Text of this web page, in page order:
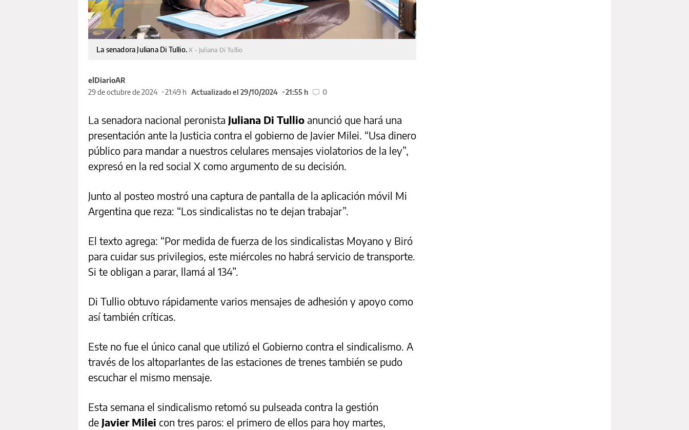
La senadora Juliana Di Tullio.X - Juliana Di Tullio
elDiarioAR
29 de octubre de 2024
21:49 h Actualizado el 29/10/2024 21:55 h 0
La senadora nacional peronista Juliana Di Tullio anunció que hará una
presentación ante la Justicia contra el gobierno de Javier Milei. “Usa dinero
público para mandar a nuestros celulares mensajes violatorios de la ley”,
expresó en la red social X como argumento de su decisión.
Junto al posteo mostró una captura de pantalla de la aplicación móvil Mi
Argentina que reza: “Los sindicalistas no te dejan trabajar”.
El texto agrega: “Por medida de fuerza de los sindicalistas Moyano y Biró
para cuidar sus privilegios, este miércoles no habrá servicio de transporte.
Si te obligan a parar, llamá al 134”.
Di Tullio obtuvo rápidamente varios mensajes de adhesión y apoyo como
así también críticas.
Este no fue el único canal que utilizó el Gobierno contra el sindicalismo. A
través de los altoparlantes de las estaciones de trenes también se pudo
escuchar el mismo mensaje.
Esta semana el sindicalismo retomó su pulseada contra la gestión
de Javier Milei con tres paros: el primero de ellos para hoy martes,